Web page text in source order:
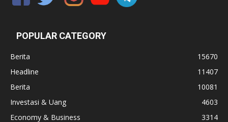
POPULAR CATEGORY
Berita
15670
Headline
11407
Berita
10081
Investasi & Uang
4603
Economy & Business
3314